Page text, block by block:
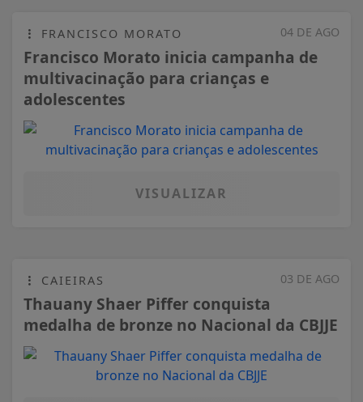
04 DE AGO
FRANCISCO MORATO
Francisco Morato inicia campanha de
multivacinação para crianças e
adolescentes
VISUALIZAR
03 DE AGO
CAIEIRAS
Thauany Shaer Piffer conquista
medalha de bronze no Nacional da CBJJE